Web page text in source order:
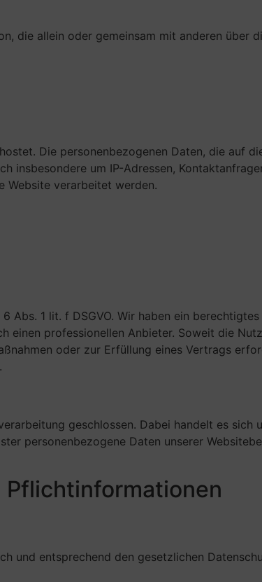
die allein oder gemeinsam mit anderen über
Die personenbezogenen Daten, die auf
insbesondere um IP-Adressen,
Website verarbeitet werden.
1 lit. f DSGVO. Wir haben ein
einen professionellen Anbieter. Soweit die
oder zur Erfüllung eines Vertrags
geschlossen. Dabei handelt es sich
personenbezogene Daten unserer
Pflichtinformationen
und entsprechend den gesetzlichen